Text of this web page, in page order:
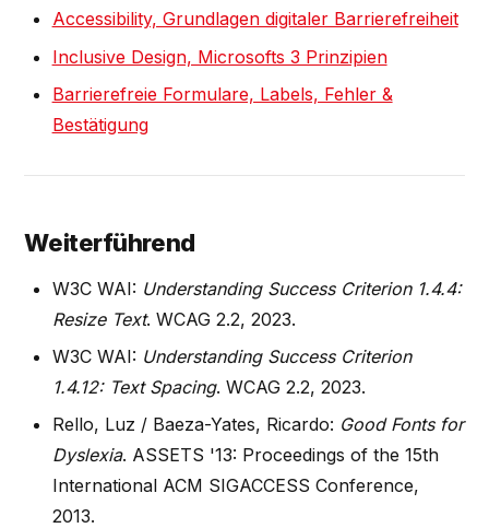
Accessibility, Grundlagen digitaler Barrierefreiheit
Inclusive Design, Microsofts 3 Prinzipien
Barrierefreie Formulare, Labels, Fehler &
Bestätigung
Weiterführend
W3C WAI: Understanding Success Criterion 1.4.4:
Resize Text. WCAG 2.2, 2023.
W3C WAI: Understanding Success Criterion
1.4.12: Text Spacing. WCAG 2.2, 2023.
Rello, Luz / Baeza-Yates, Ricardo: Good Fonts for
Dyslexia. ASSETS '13: Proceedings of the 15th
International ACM SIGACCESS Conference,
2013.